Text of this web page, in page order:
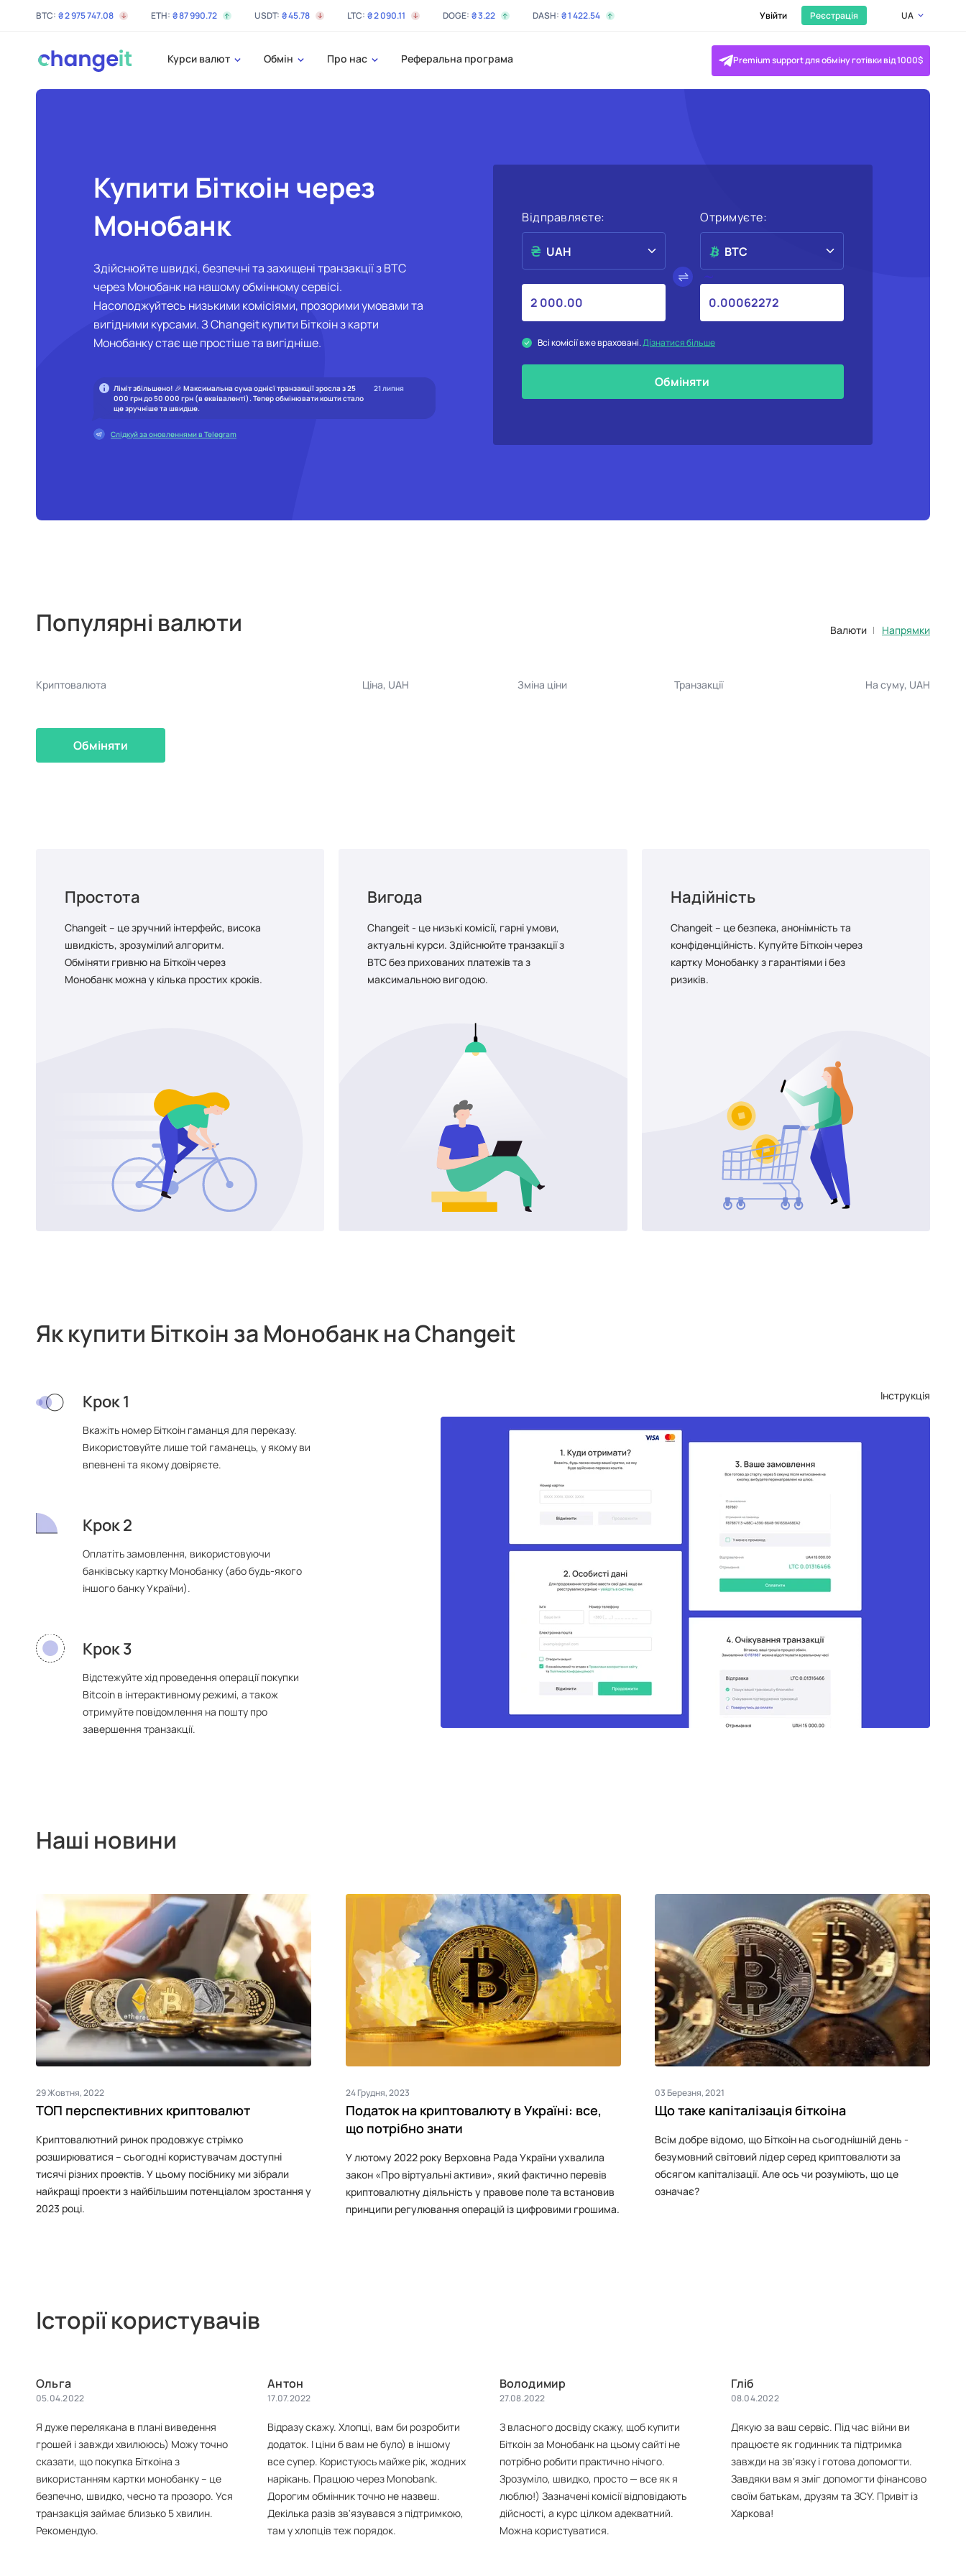
BTC: ₴2 975 747.08 ETH: ₴87 990.72 USDT: ₴45.78 LTC: ₴2 090.11 DOGE: ₴3.22 DASH: ₴1 422.54 Увійти Реєстрація UA
Курси валют Обмін Про нас Реферальна програма Premium support для обміну готівки від 1000$
Купити Біткоін через
Монобанк
Здійснюйте швидкі, безпечні та захищені транзакції з BTC
через Монобанк на нашому обмінному сервісі.
Насолоджуйтесь низькими комісіями, прозорими умовами та
вигідними курсами. З Changeit купити Біткоін з карти
Монобанку стає ще простіше та вигідніше.
Ліміт збільшено! 🎉 Максимальна сума однієї транзакції зросла з 25
000 грн до 50 000 грн (в еквіваленті). Тепер обмінювати кошти стало
ще зручніше та швидше.
21 липня
Слідкуй за оновленнями в Telegram
Відправляєте:
UAH
Отримуєте:
BTC
Всі комісії вже враховані.Дізнатися більше
Обміняти
Популярні валюти Валюти Напрямки
Криптовалюта Ціна, UAH Зміна ціни Транзакції На суму, UAH
Обміняти
Простота
Changeit – це зручний інтерфейс, висока
швидкість, зрозумілий алгоритм.
Обміняти гривню на Біткоїн через
Монобанк можна у кілька простих кроків.
Вигода
Changeit - це низькі комісії, гарні умови,
актуальні курси. Здійснюйте транзакції з
BTC без прихованих платежів та з
максимальною вигодою.
Надійність
Changeit – це безпека, анонімність та
конфіденційність. Купуйте Біткоін через
картку Монобанку з гарантіями і без
ризиків.
Як купити Біткоін за Монобанк на Changeit
Крок 1
Вкажіть номер Біткоін гаманця для переказу.
Використовуйте лише той гаманець, у якому ви
впевнені та якому довіряєте.
Крок 2
Оплатіть замовлення, використовуючи
банківську картку Монобанку (або будь-якого
іншого банку України).
Крок 3
Відстежуйте хід проведення операції покупки
Bitcoin в інтерактивному режимі, а також
отримуйте повідомлення на пошту про
завершення транзакції.
Інструкція
Наші новини
29 Жовтня, 2022
ТОП перспективних криптовалют
Криптовалютний ринок продовжує стрімко
розширюватися – сьогодні користувачам доступні
тисячі різних проектів. У цьому посібнику ми зібрали
найкращі проекти з найбільшим потенціалом зростання у
2023 році.
24 Грудня, 2023
Податок на криптовалюту в Україні: все,
що потрібно знати
У лютому 2022 року Верховна Рада України ухвалила
закон «Про віртуальні активи», який фактично перевів
криптовалютну діяльність у правове поле та встановив
принципи регулювання операцій із цифровими грошима.
03 Березня, 2021
Що таке капіталізація біткоіна
Всім добре відомо, що Біткоін на сьогоднішній день -
безумовний світовий лідер серед криптовалюти за
обсягом капіталізації. Але ось чи розуміють, що це
означає?
Історії користувачів
Ольга
05.04.2022
Я дуже перелякана в плані виведення
грошей і завжди хвилююсь) Можу точно
сказати, що покупка Біткоіна з
використанням картки монобанку – це
безпечно, швидко, чесно та прозоро. Уся
транзакція займає близько 5 хвилин.
Рекомендую.
Антон
17.07.2022
Відразу скажу. Хлопці, вам би розробити
додаток. І ціни б вам не було) в іншому
все супер. Користуюсь майже рік, жодних
нарікань. Працюю через Monobank.
Дорогим обмінник точно не назвеш.
Декілька разів зв'язувався з підтримкою,
там у хлопців теж порядок.
Володимир
27.08.2022
З власного досвіду скажу, щоб купити
Біткоін за Монобанк на цьому сайті не
потрібно робити практично нічого.
Зрозуміло, швидко, просто — все як я
люблю!) Зазначені комісії відповідають
дійсності, а курс цілком адекватний.
Можна користуватися.
Гліб
08.04.2022
Дякую за ваш сервіс. Під час війни ви
працюєте як годинник та підтримка
завжди на зв'язку і готова допомогти.
Завдяки вам я зміг допомогти фінансово
своїм батькам, друзям та ЗСУ. Привіт із
Харкова!